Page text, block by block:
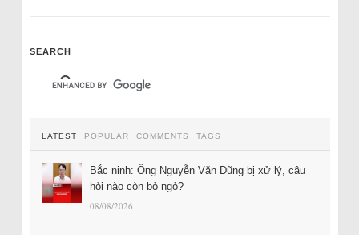
SEARCH
LATEST POPULAR COMMENTS TAGS
Bắc ninh: Ông Nguyễn Văn Dũng bị xử lý, câu
hỏi nào còn bỏ ngỏ?
08/08/2026